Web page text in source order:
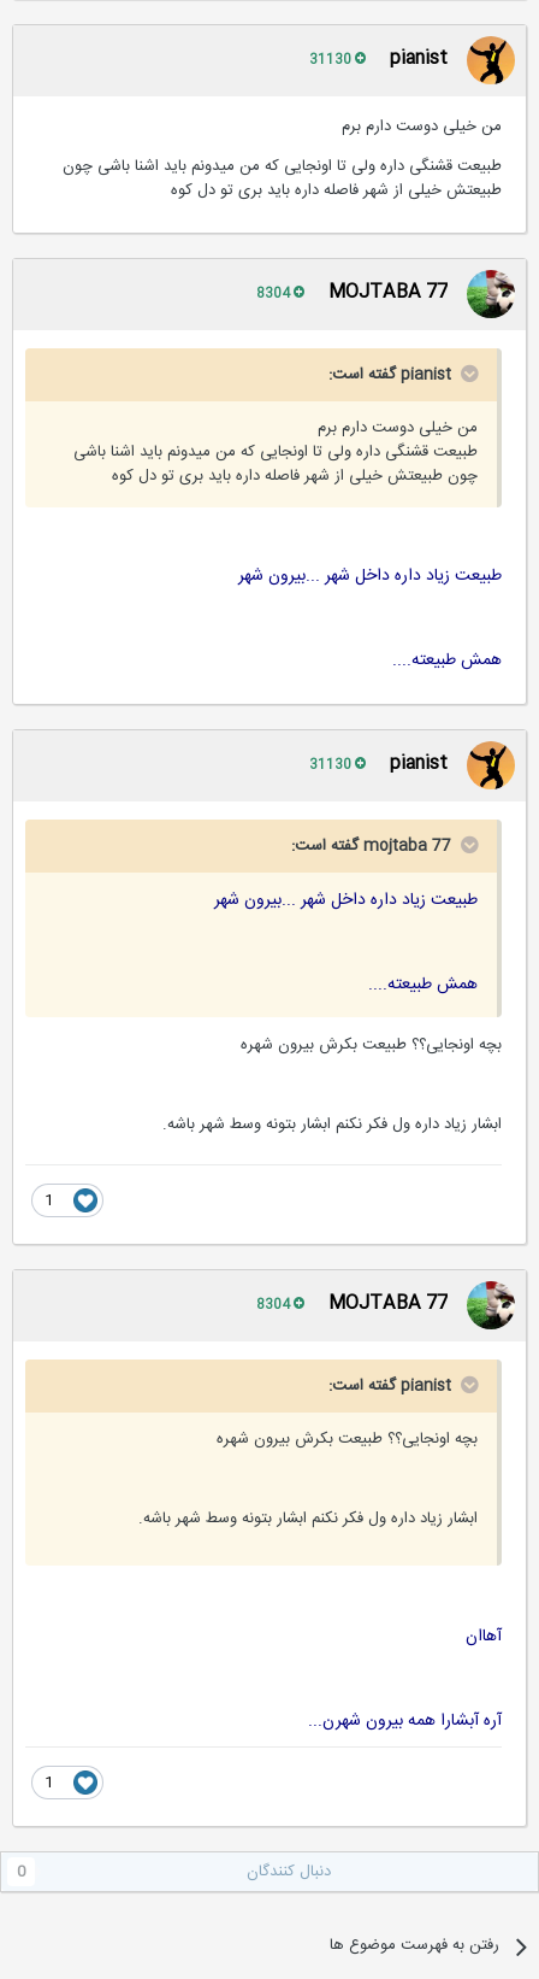
pianist
من خیلی دوست دارم برم
طبیعت قشنگی داره ولی تا اونجایی که من میدونم باید اشنا باشی چون
طبیعتش خیلی از شهر فاصله داره باید بری تو دل کوه
MOJTABA 77
pianist گفته است:
من خیلی دوست دارم برم
طبیعت قشنگی داره ولی تا اونجایی که من میدونم باید اشنا باشی
چون طبیعتش خیلی از شهر فاصله داره باید بری تو دل کوه
طبیعت زیاد داره داخل شهر ...بیرون شهر
همش طبیعته....
pianist
mojtaba 77 گفته است:
طبیعت زیاد داره داخل شهر ...بیرون شهر
همش طبیعته....
بچه اونجایی؟؟ طبیعت بکرش بیرون شهره
ابشار زیاد داره ول فکر نکنم ابشار بتونه وسط شهر باشه.
MOJTABA 77
pianist گفته است:
بچه اونجایی؟؟ طبیعت بکرش بیرون شهره
ابشار زیاد داره ول فکر نکنم ابشار بتونه وسط شهر باشه.
آهاان
آره آبشارا همه بیرون شهرن...
دنبال کنندگان
رفتن به فهرست موضوع ها